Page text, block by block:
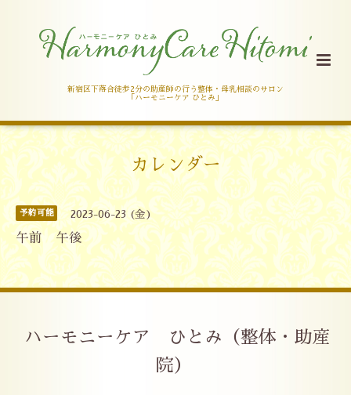
新宿区下落合徒歩2分の助産師の行う整体・母乳相談のサロン
「ハーモニーケア ひとみ」
カレンダー
予約可能 2023-06-23 (金)
午前 午後
ハーモニーケア ひとみ（整体・助産
院）